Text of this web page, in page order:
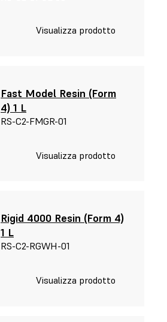
Visualizza prodotto
Fast Model Resin (Form
4) 1 L
RS-C2-FMGR-01
Visualizza prodotto
Rigid 4000 Resin (Form 4)
1 L
RS-C2-RGWH-01
Visualizza prodotto